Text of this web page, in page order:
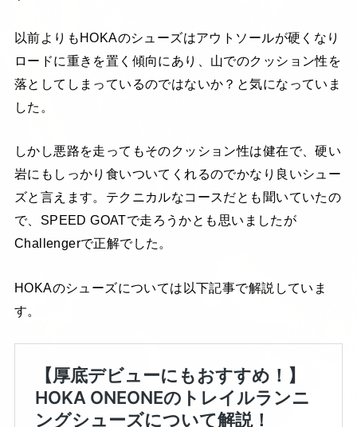
以前よりもHOKAのシューズはアウトソールが硬くなり
ロードに重きを置く傾向にあり、山でのクッション性を
落としてしまっているのではないか？と気になっていま
した。
しかし悪路を走ってもそのクッション性は健在で、硬い
岩にもしっかり食いついてくれるのでかなり良いシュー
ズと言えます。テクニカルなコースだとも聞いていたの
で、SPEED GOATで走ろうかとも思いましたが
Challengerで正解でした。
HOKAのシューズについては以下記事で解説していま
す。